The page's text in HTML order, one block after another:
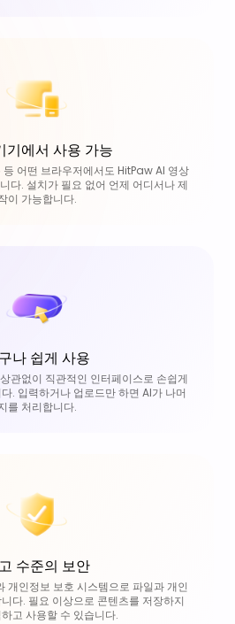
기에서 사용 가능
등 어떤 브라우저에서도 HitPaw AI 영상
다. 설치가 필요 없어 언제 어디서나 제
이 가능합니다.
나 쉽게 사용
관없이 직관적인 인터페이스로 손쉽게
. 입력하거나 업로드만 하면 AI가 나머
를 처리합니다.
수준의 보안
개인정보 보호 시스템으로 파일과 개인
다. 필요 이상으로 콘텐츠를 저장하지
고 사용할 수 있습니다.